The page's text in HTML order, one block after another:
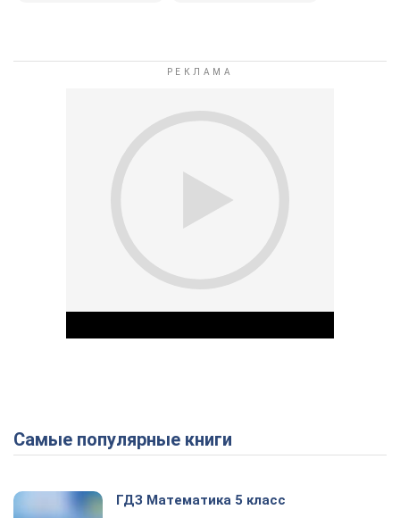
Play Video
Самые популярные книги
ГДЗ Математика 5 класс